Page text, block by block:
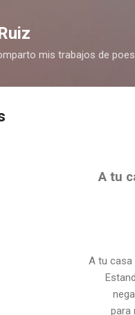
mis trabajos de
A tu
A tu casa
para